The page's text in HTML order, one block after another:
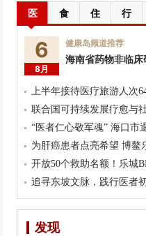
医 食 住 行
6
8月
健康岛频道推荐
海南省药物非临
上半年接待医疗旅游人次
联合国可持续发展疗愈与
“医者仁心敬军魂” 海口市
为肝癌患者点亮希望 博鳌
开放50个救助名额！乐城
追寻东坡文脉，践行医
发现